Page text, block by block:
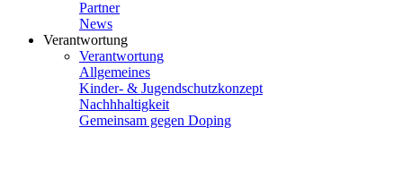
Partner
News
Verantwortung
Verantwortung
Allgemeines
Kinder- & Jugendschutzkonzept
Nachhhaltigkeit
Gemeinsam gegen Doping